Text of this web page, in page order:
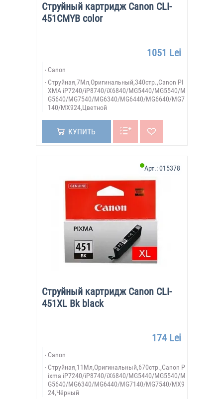
Струйный картридж Canon CLI-
451CMYB color
1051 Lei
Canon
Струйная,7Мл,Оригинальный,340стр.,Canon PI
XMA iP7240/iP8740/iX6840/MG5440/MG5540/M
G5640/MG7540/MG6340/MG6440/MG6640/MG7
140/MX924,Цветной
КУПИТЬ
Струйный картридж Canon CLI-
451XL Bk black
Арт.:015378
174 Lei
Canon
Струйная,11Мл,Оригинальный,670стр.,Canon P
ixma iP7240/iP8740/iX6840/MG5440/MG5540/M
G5640/MG6340/MG6440/MG7140/MG7540/MX9
24,Чёрный